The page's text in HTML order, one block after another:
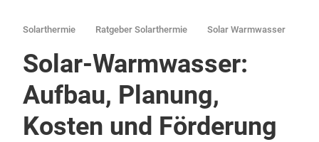
Solarthermie Ratgeber Solarthermie Solar Warmwasser
Solar-Warmwasser:
Aufbau, Planung,
Kosten und Förderung